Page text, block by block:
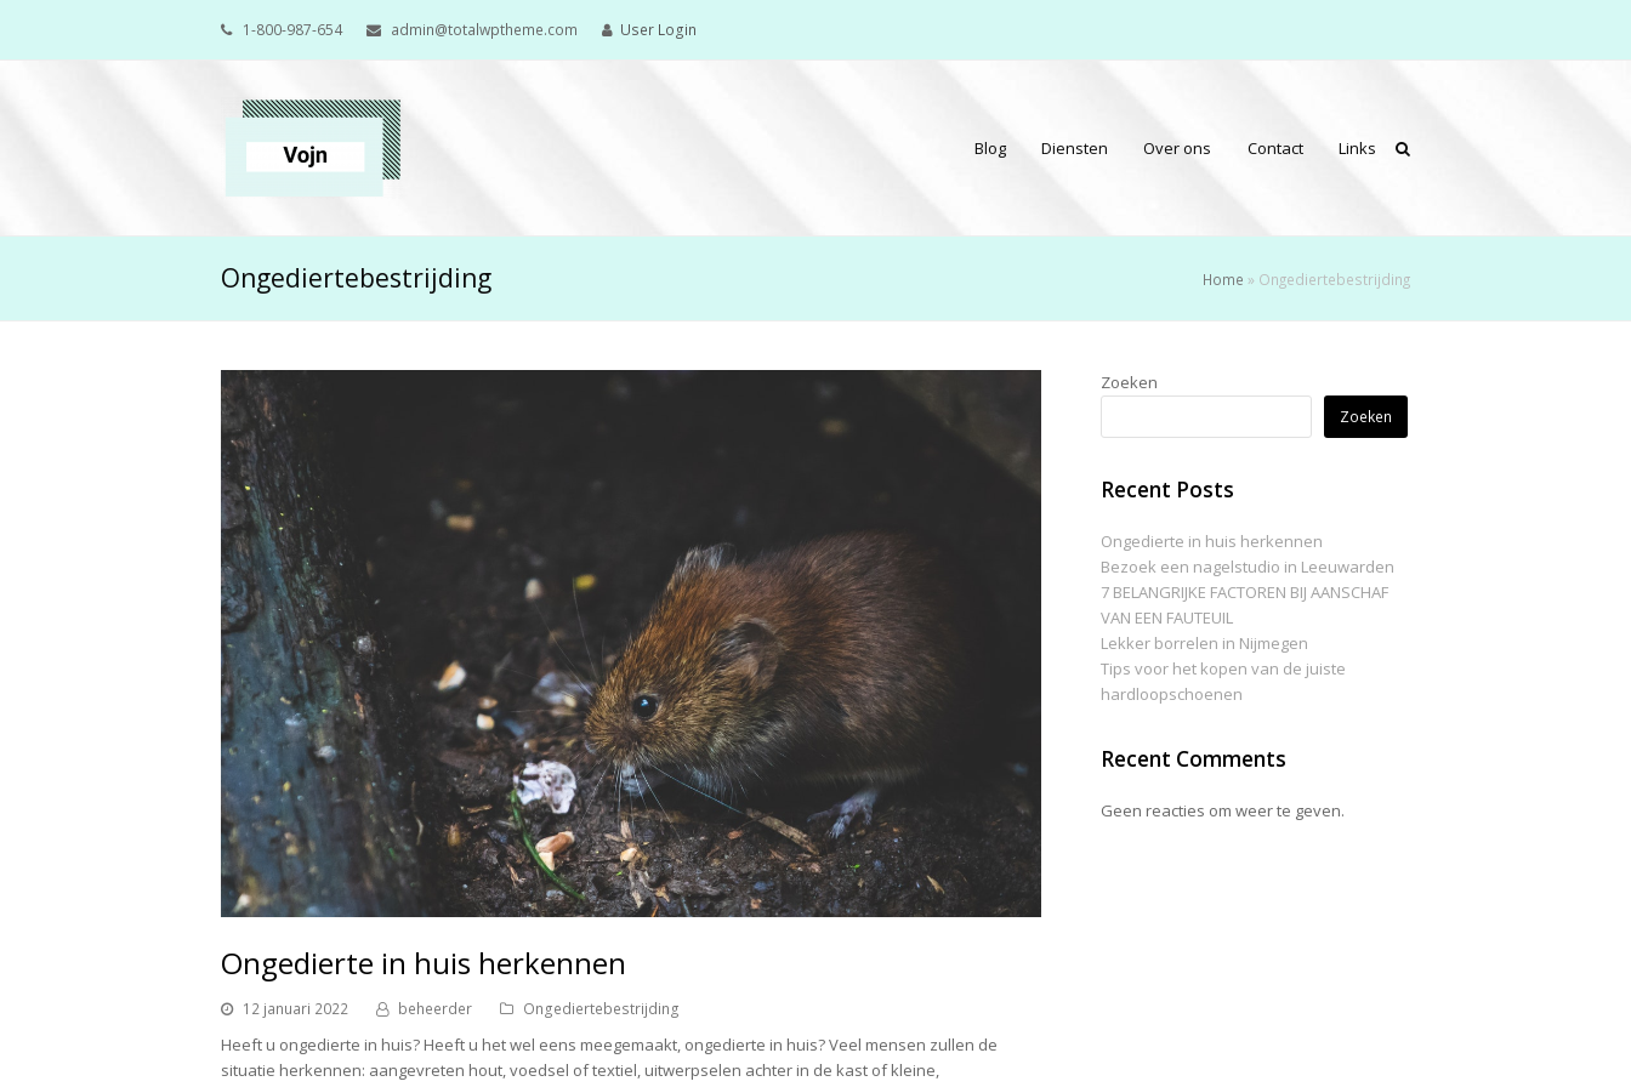
1-800-987-654 admin@totalwptheme.com User Login
Blog Diensten Over ons Contact Links
Ongediertebestrijding Home » Ongediertebestrijding
Ongedierte in huis herkennen
12 januari 2022 beheerder Ongediertebestrijding
Heeft u ongedierte in huis? Heeft u het wel eens meegemaakt, ongedierte in huis? Veel mensen zullen de
situatie herkennen: aangevreten hout, voedsel of textiel, uitwerpselen achter in de kast of kleine,
Zoeken
Zoeken
Recent Posts
Ongedierte in huis herkennen
Bezoek een nagelstudio in Leeuwarden
7 BELANGRIJKE FACTOREN BIJ AANSCHAF
VAN EEN FAUTEUIL
Lekker borrelen in Nijmegen
Tips voor het kopen van de juiste
hardloopschoenen
Recent Comments
Geen reacties om weer te geven.